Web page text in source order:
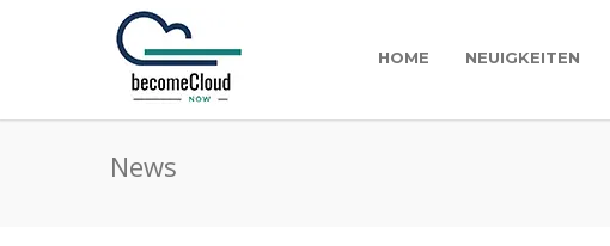
HOME NEUIGKEITEN
News